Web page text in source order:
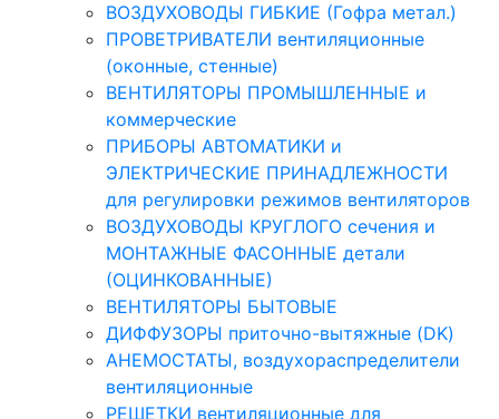
ВОЗДУХОВОДЫ ГИБКИЕ (Гофра метал.)
ПРОВЕТРИВАТЕЛИ вентиляционные
(оконные, стенные)
ВЕНТИЛЯТОРЫ ПРОМЫШЛЕННЫЕ и
коммерческие
ПРИБОРЫ АВТОМАТИКИ и
ЭЛЕКТРИЧЕСКИЕ ПРИНАДЛЕЖНОСТИ
для регулировки режимов вентиляторов
ВОЗДУХОВОДЫ КРУГЛОГО сечения и
МОНТАЖНЫЕ ФАСОННЫЕ детали
(ОЦИНКОВАННЫЕ)
ВЕНТИЛЯТОРЫ БЫТОВЫЕ
ДИФФУЗОРЫ приточно-вытяжные (DK)
АНЕМОСТАТЫ, воздухораспределители
вентиляционные
РЕШЕТКИ вентиляционные для